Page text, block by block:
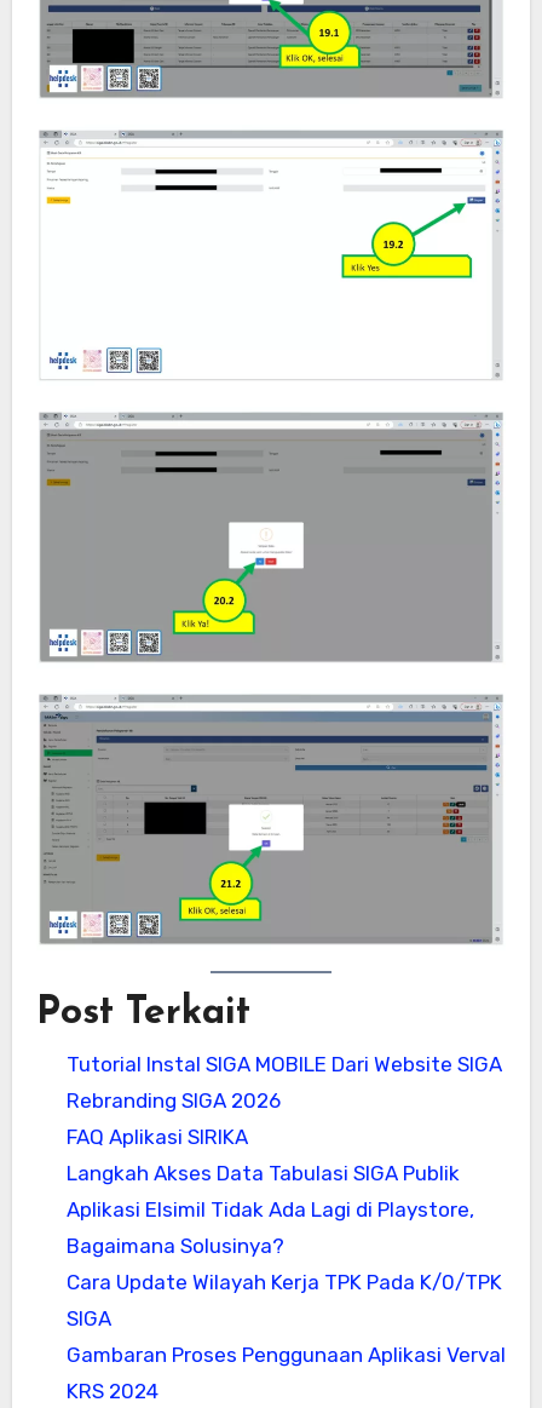
Post Terkait
Tutorial Instal SIGA MOBILE Dari Website SIGA
Rebranding SIGA 2026
FAQ Aplikasi SIRIKA
Langkah Akses Data Tabulasi SIGA Publik
Aplikasi Elsimil Tidak Ada Lagi di Playstore,
Bagaimana Solusinya?
Cara Update Wilayah Kerja TPK Pada K/0/TPK
SIGA
Gambaran Proses Penggunaan Aplikasi Verval
KRS 2024